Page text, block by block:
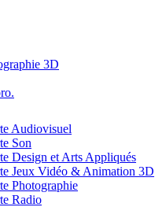
3D
Audiovisuel
Son
Design et Arts Appliqués
Jeux Vidéo & Animation 3D
Photographie
Radio